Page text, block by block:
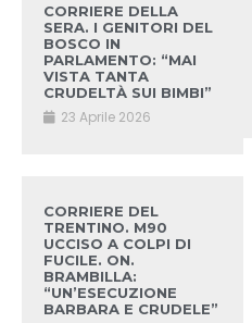
CORRIERE DELLA
SERA. I GENITORI DEL
BOSCO IN
PARLAMENTO: “MAI
VISTA TANTA
CRUDELTÀ SUI BIMBI”
23 Aprile 2026
CORRIERE DEL
TRENTINO. M90
UCCISO A COLPI DI
FUCILE. ON.
BRAMBILLA:
“UN’ESECUZIONE
BARBARA E CRUDELE”